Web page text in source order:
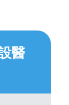
醫